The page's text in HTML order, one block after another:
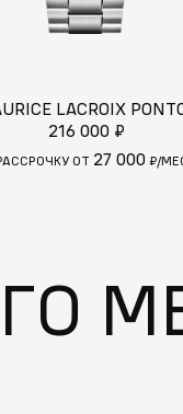
LACROIX
216 000 ₽
ОТ 27 000 ₽/